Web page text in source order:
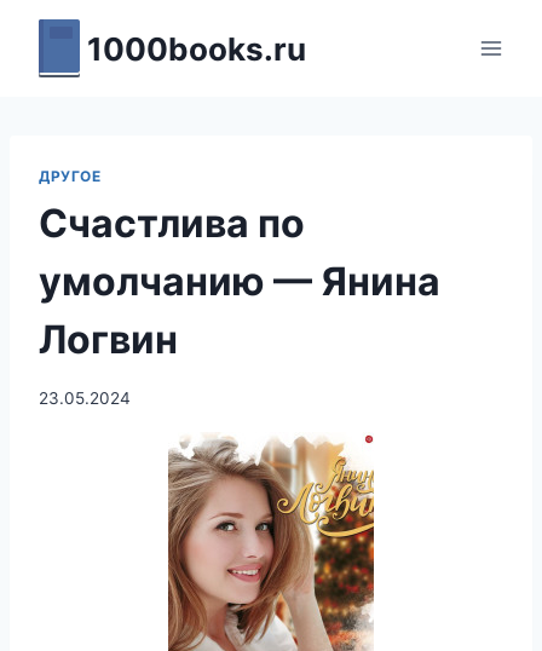
Перейти
содержимому
1000books.ru
ДРУГОЕ
Счастлива по
умолчанию — Янина
Логвин
23.05.2024